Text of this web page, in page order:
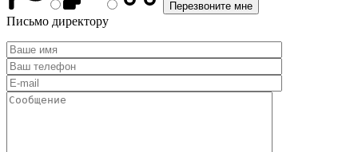
Письмо директору